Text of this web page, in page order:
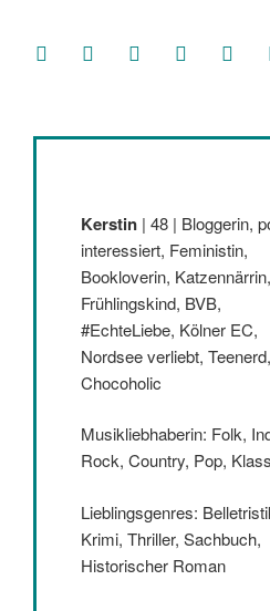
facebooksoundcloud
twitter mastodon
Kerstin | 48 | Bloggerin,
interessiert, Feministin,
Bookloverin, Katzennärrin,
Frühlingskind, BVB,
#EchteLiebe, Kölner EC,
Nordsee verliebt, Teenerd,
Chocoholic
Musikliebhaberin: Folk,
Rock, Country, Pop,
Lieblingsgenres:
Krimi, Thriller, Sachbuch,
Historischer Roman